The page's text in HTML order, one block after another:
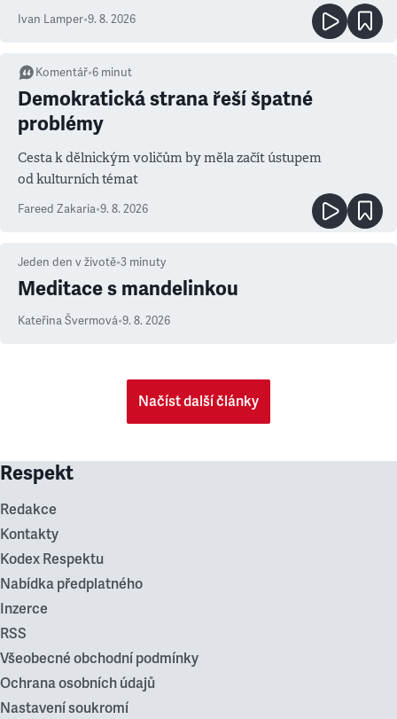
Ivan Lamper•9. 8. 2026
Komentář•6 minut
Demokratická strana řeší špatné
problémy
Cesta k dělnickým voličům by měla začít ústupem
od kulturních témat
Fareed Zakaria•9. 8. 2026
Jeden den v životě•3 minuty
Meditace s mandelinkou
Kateřina Švermová•9. 8. 2026
Načíst další články
Respekt
Redakce
Kontakty
Kodex Respektu
Nabídka předplatného
Inzerce
RSS
Všeobecné obchodní podmínky
Ochrana osobních údajů
Nastavení soukromí